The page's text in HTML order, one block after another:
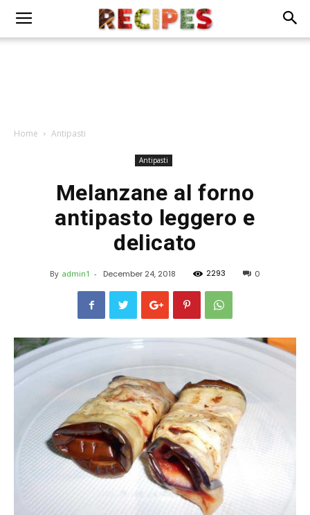
Home Antipasti
Antipasti
Melanzane al forno
antipasto leggero e
delicato
By admin1 - December 24, 2018 2293 0